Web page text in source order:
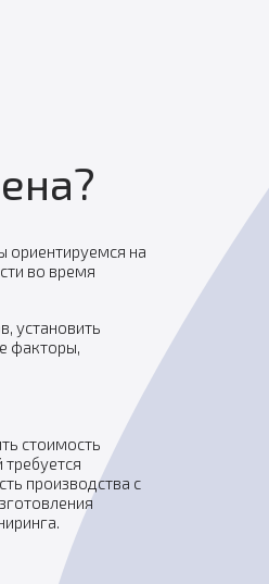
ориентируемся на
во время
установить
факторы,
стоимость
производства с